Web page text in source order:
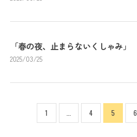
「春の夜、止まらないくしゃみ」
2025/03/25
1 ... 4 5 6